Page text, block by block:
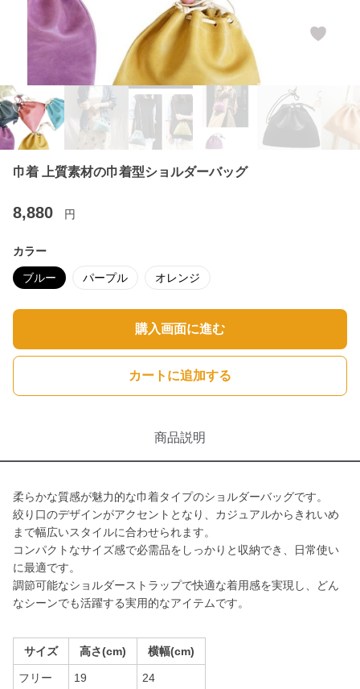
巾着 上質素材の巾着型ショルダーバッグ
8,880 円
カラー
ブルー パープル オレンジ
購入画面に進む
カートに追加する
商品説明
柔らかな質感が魅力的な巾着タイプのショルダーバッグです。
絞り口のデザインがアクセントとなり、カジュアルからきれいめ
まで幅広いスタイルに合わせられます。
コンパクトなサイズ感で必需品をしっかりと収納でき、日常使い
に最適です。
調節可能なショルダーストラップで快適な着用感を実現し、どん
なシーンでも活躍する実用的なアイテムです。
サイズ 高さ(cm) 横幅(cm)
フリー 19 24